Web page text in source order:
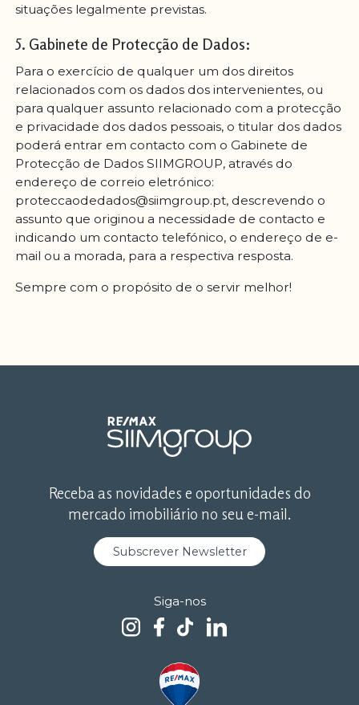
situações legalmente previstas.
5. Gabinete de Protecção de Dados:
Para o exercício de qualquer um dos direitos
relacionados com os dados dos intervenientes, ou
para qualquer assunto relacionado com a protecção
e privacidade dos dados pessoais, o titular dos dados
poderá entrar em contacto com o Gabinete de
Protecção de Dados SIIMGROUP, através do
endereço de correio eletrónico:
proteccaodedados@siimgroup.pt, descrevendo o
assunto que originou a necessidade de contacto e
indicando um contacto telefónico, o endereço de e-
mail ou a morada, para a respectiva resposta.
Sempre com o propósito de o servir melhor!
Receba as novidades e oportunidades do
mercado imobiliário no seu e-mail.
Subscrever Newsletter
Siga-nos